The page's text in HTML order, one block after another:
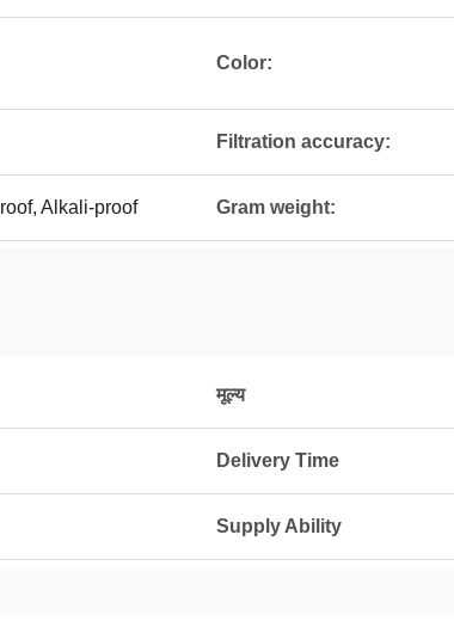
Color:
Filtration accuracy:
Alkali-proof Gram weight:
मूल्य
Delivery Time
Supply Ability